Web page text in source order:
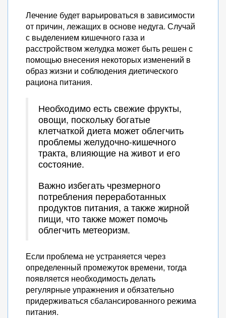
Лечение будет варьироваться в зависимости
от причин, лежащих в основе недуга. Случай
с выделением кишечного газа и
расстройством желудка может быть решен с
помощью внесения некоторых изменений в
образ жизни и соблюдения диетического
рациона питания.
Необходимо есть свежие фрукты,
овощи, поскольку богатые
клетчаткой диета может облегчить
проблемы желудочно-кишечного
тракта, влияющие на живот и его
состояние.
Важно избегать чрезмерного
потребления переработанных
продуктов питания, а также жирной
пищи, что также может помочь
облегчить метеоризм.
Если проблема не устраняется через
определенный промежуток времени, тогда
появляется необходимость делать
регулярные упражнения и обязательно
придерживаться сбалансированного режима
питания.